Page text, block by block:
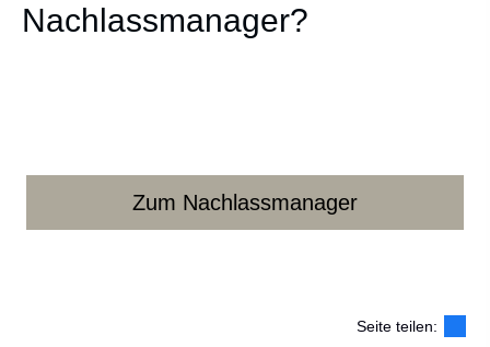
Nachlassmanager?
Zum Nachlassmanager
Seite teilen: